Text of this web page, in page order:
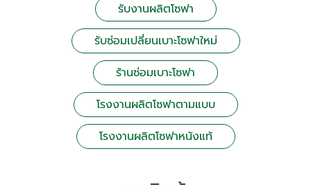
รับงานผลิตโซฟา
รับซ่อมเปลี่ยนเบาะโซฟาใหม่
ร้านซ่อมเบาะโซฟา
โรงงานผลิตโซฟาตามแบบ
โรงงานผลิตโซฟาหนังแท้